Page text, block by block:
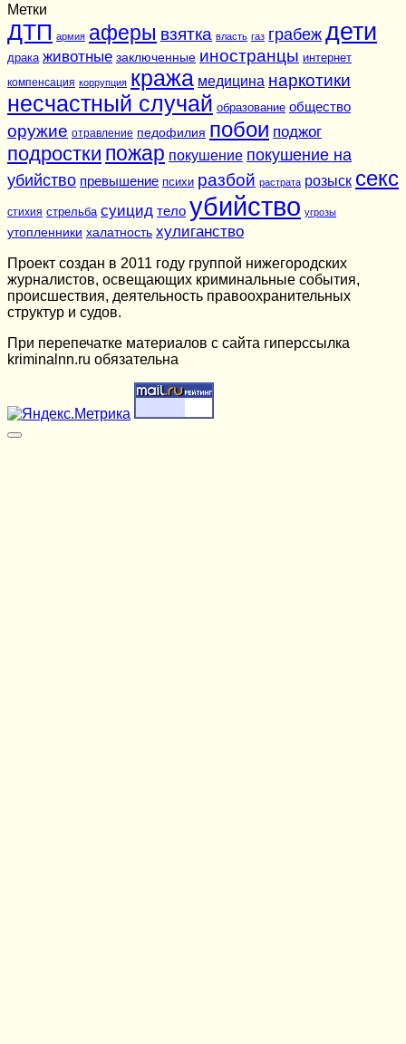
Метки
ДТП армия аферы взятка власть газ грабеж дети
драка животные заключенные иностранцы интернет
компенсация коррупция кража медицина наркотики
несчастный случай образование общество
оружие отравление педофилия побои поджог
подростки пожар покушение покушение на
убийство превышение психи разбой растрата розыск секс
стихия стрельба суицид тело убийство угрозы
утопленники халатность хулиганство
Проект создан в 2011 году группой нижегородских
журналистов, освещающих криминальные события,
происшествия, деятельность правоохранительных
структур и судов.
При перепечатке материалов c сайта гиперссылка
kriminalnn.ru обязательна